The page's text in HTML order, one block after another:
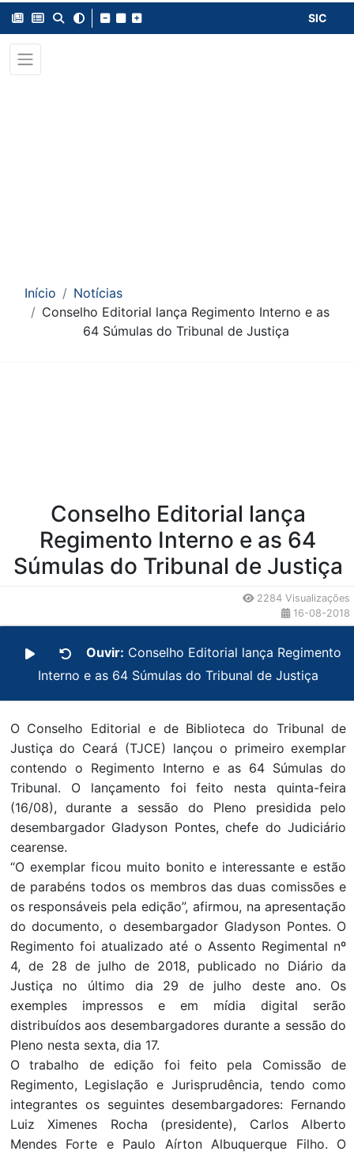
SIC
Início
Notícias
Conselho Editorial lança Regimento Interno e as
64 Súmulas do Tribunal de Justiça
Conselho Editorial lança
Regimento Interno e as 64
Súmulas do Tribunal de Justiça
2284 Visualizações
16-08-2018
Ouvir: Conselho Editorial lança Regimento
Interno e as 64 Súmulas do Tribunal de Justiça
O Conselho Editorial e de Biblioteca do Tribunal de
Justiça do Ceará (TJCE) lançou o primeiro exemplar
contendo o Regimento Interno e as 64 Súmulas do
Tribunal. O lançamento foi feito nesta quinta-feira
(16/08), durante a sessão do Pleno presidida pelo
desembargador Gladyson Pontes, chefe do Judiciário
cearense.
“O exemplar ficou muito bonito e interessante e estão
de parabéns todos os membros das duas comissões e
os responsáveis pela edição”, afirmou, na apresentação
do documento, o desembargador Gladyson Pontes. O
Regimento foi atualizado até o Assento Regimental nº
4, de 28 de julho de 2018, publicado no Diário da
Justiça no último dia 29 de julho deste ano. Os
exemples impressos e em mídia digital serão
distribuídos aos desembargadores durante a sessão do
Pleno nesta sexta, dia 17.
O trabalho de edição foi feito pela Comissão de
Regimento, Legislação e Jurisprudência, tendo como
integrantes os seguintes desembargadores: Fernando
Luiz Ximenes Rocha (presidente), Carlos Alberto
Mendes Forte e Paulo Aírton Albuquerque Filho. O